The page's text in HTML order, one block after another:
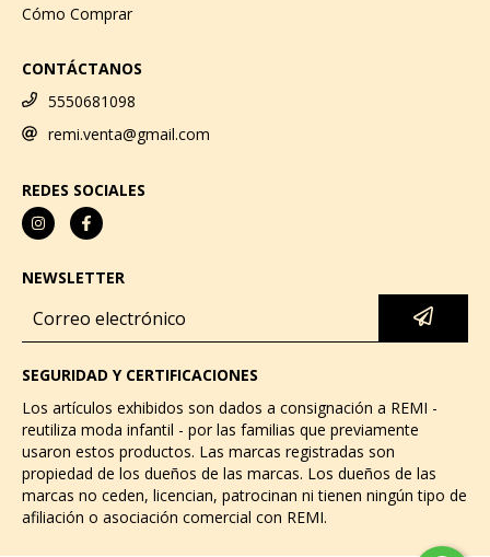
Cómo Comprar
CONTÁCTANOS
5550681098
remi.venta@gmail.com
REDES SOCIALES
NEWSLETTER
SEGURIDAD Y CERTIFICACIONES
Los artículos exhibidos son dados a consignación a REMI -
reutiliza moda infantil - por las familias que previamente
usaron estos productos. Las marcas registradas son
propiedad de los dueños de las marcas. Los dueños de las
marcas no ceden, licencian, patrocinan ni tienen ningún tipo de
afiliación o asociación comercial con REMI.